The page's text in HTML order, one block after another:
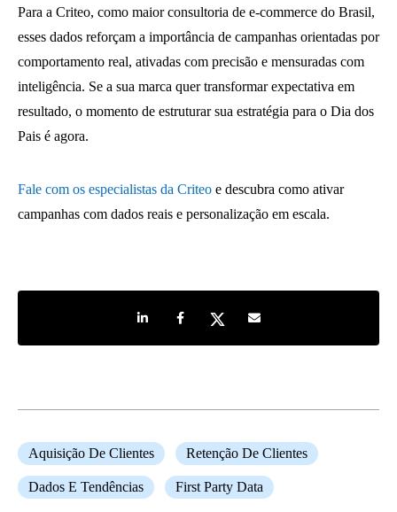
Para a Criteo, como maior consultoria de e‑commerce do Brasil,
esses dados reforçam a importância de campanhas orientadas por
comportamento real, ativadas com precisão e mensuradas com
inteligência. Se a sua marca quer transformar expectativa em
resultado, o momento de estruturar sua estratégia para o Dia dos
Pais é agora.
Fale com os especialistas da Criteo e descubra como ativar
campanhas com dados reais e personalização em escala.
Share on LinkedIn
Share on Facebook
Share on TwitterShare by e-mail
Aquisição De Clientes Retenção De Clientes
Dados E Tendências First Party Data